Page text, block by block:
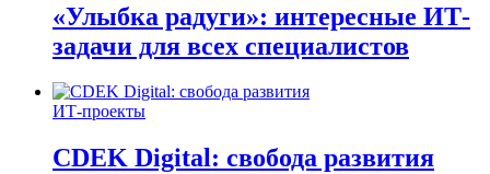
«Улыбка радуги»: интересные ИТ-
задачи для всех специалистов
ИТ-проекты
CDEK Digital: свобода развития